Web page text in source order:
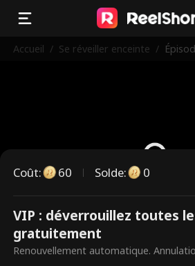
Accueil / Se réveiller enceinte /
Ce sont des
Débloquez pour
Coût: 60 Solde: 0
VIP : déverrouillez toutes
gratuitement
Renouvellement automatique.